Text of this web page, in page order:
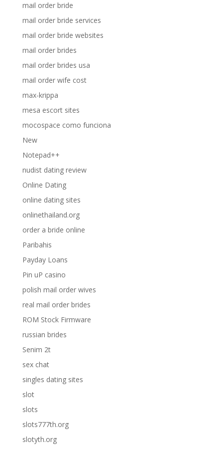
mail order bride
mail order bride services
mail order bride websites
mail order brides
mail order brides usa
mail order wife cost
max-krippa
mesa escort sites
mocospace como funciona
New
Notepad++
nudist dating review
Online Dating
online dating sites
onlinethailand.org
order a bride online
Paribahis
Payday Loans
Pin uP casino
polish mail order wives
real mail order brides
ROM Stock Firmware
russian brides
Senim 2t
sex chat
singles dating sites
slot
slots
slots777th.org
slotyth.org